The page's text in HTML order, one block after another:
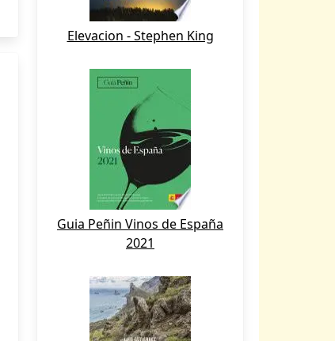
Elevacion - Stephen King
Guia Peñin Vinos de España
2021